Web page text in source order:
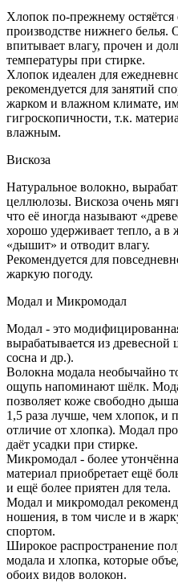
Хлопок по-прежнему
производстве нижнего
впитывает влагу, прочен и
температуры при стирке.
Хлопок идеален для
рекомендуется для занятий
жарком и влажном климате,
гигроскопичности, т.к.
влажным.
Вискоза
Натуральное волокно,
целлюлозы. Вискоза очень
что её иногда называют
хорошо удерживает тепло, а
«дышит» и отводит влагу.
Рекомендуется для
жаркую погоду.
Модал и Микромодал
Модал - это
вырабатывается из древесной
сосна и др.).
Волокна модала необычайно
ощупь напоминают шёлк.
позволяет коже свободно
1,5 раза лучше, чем хлопок, и
отличие от хлопка). Модал
даёт усадки при стирке.
Микромодал - более
материал приобретает ещё
и ещё более приятен для тела.
Модал и микромодал
ношения, в том числе и в
спортом.
Широкое распространение
модала и хлопка, которые
обоих видов волокон.